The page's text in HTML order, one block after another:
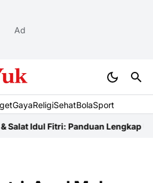
Ad
GayaReligiSehatBolaSport
Fitri: Panduan Lengkap UstazNiat